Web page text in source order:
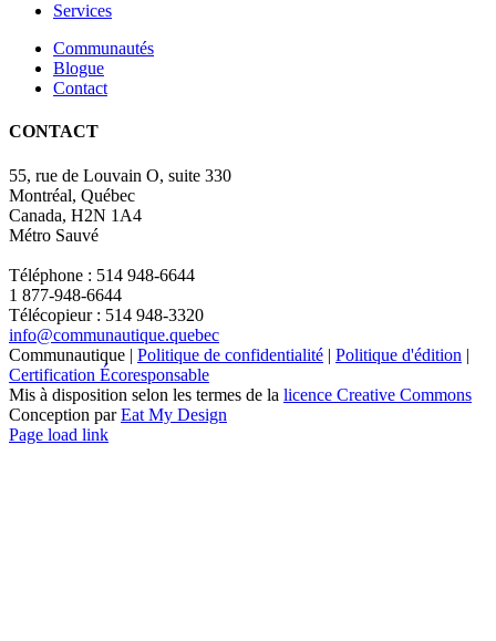
Services
Communautés
Blogue
Contact
CONTACT
55, rue de Louvain O, suite 330
Montréal, Québec
Canada, H2N 1A4
Métro Sauvé
Téléphone : 514 948-6644
1 877-948-6644
Télécopieur : 514 948-3320
info@communautique.quebec
Communautique | Politique de confidentialité | Politique d'édition |
Certification Écoresponsable
Mis à disposition selon les termes de la licence Creative Commons
Conception parEat My Design
Facebook
YouTube
LinkedIn
Email
Page load link